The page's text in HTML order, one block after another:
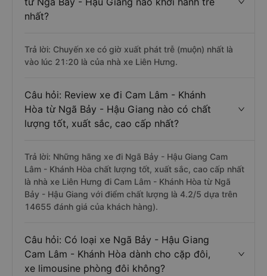
nhất?
Trả lời: Chuyến xe có giờ xuất phát trễ (muộn) nhất là
vào lúc 21:20 là của nhà xe Liên Hưng.
Câu hỏi: Review xe đi Cam Lâm - Khánh
Hòa từ Ngã Bảy - Hậu Giang nào có chất
lượng tốt, xuất sắc, cao cấp nhất?
Trả lời: Những hãng xe đi Ngã Bảy - Hậu Giang Cam
Lâm - Khánh Hòa chất lượng tốt, xuất sắc, cao cấp nhất
là nhà xe Liên Hưng đi Cam Lâm - Khánh Hòa từ Ngã
Bảy - Hậu Giang với điểm chất lượng là 4.2/5 dựa trên
14655 đánh giá của khách hàng).
Câu hỏi: Có loại xe Ngã Bảy - Hậu Giang
Cam Lâm - Khánh Hòa dành cho cặp đôi,
xe limousine phòng đôi không?